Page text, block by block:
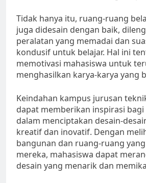
Tidak hanya itu, ruang-ruang
juga didesain dengan baik,
peralatan yang memadai dan
kondusif untuk belajar. Hal ini
memotivasi mahasiswa untuk
menghasilkan karya-karya yang
Keindahan kampus jurusan
dapat memberikan inspirasi
dalam menciptakan desain-
kreatif dan inovatif. Dengan
bangunan dan ruang-ruang
mereka, mahasiswa dapat
desain yang menarik dan